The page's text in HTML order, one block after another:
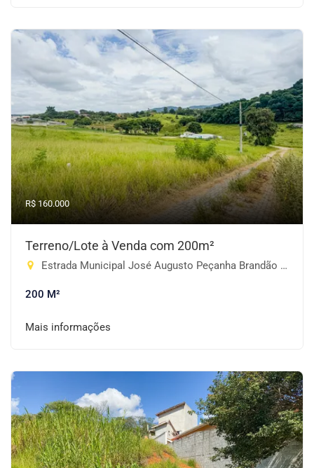
R$ 160.000
Terreno/Lote à Venda com 200m²
Estrada Municipal José Augusto Peçanha Brandão - Jardim Ipe, Piracaia-SP
200 M²
Mais informações